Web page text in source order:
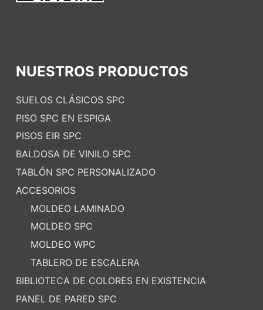
NUESTROS PRODUCTOS
SUELOS CLÁSICOS SPC
PISO SPC EN ESPIGA
PISOS EIR SPC
BALDOSA DE VINILO SPC
TABLÓN SPC PERSONALIZADO
ACCESORIOS
MOLDEO LAMINADO
MOLDEO SPC
MOLDEO WPC
TABLERO DE ESCALERA
BIBLIOTECA DE COLORES EN EXISTENCIA
PANEL DE PARED SPC